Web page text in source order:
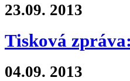
23.09. 2013
Tisková
04.09. 2013